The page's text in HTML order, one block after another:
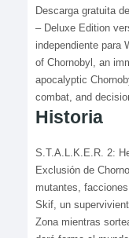
Descarga gratuita
– Deluxe Edition
independiente
of Chornobyl, an
apocalyptic
combat, and
Historia
S.T.A.L.K.E.R. 2:
Exclusión de
mutantes,
Skif, un
Zona mientras